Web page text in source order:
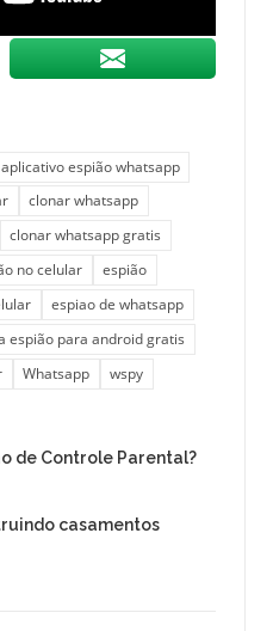
aplicativo espião whatsapp
clonar whatsapp
clonar whatsapp gratis
no celular
espião
espiao de whatsapp
espião para android gratis
Whatsapp wspy
de Controle Parental?
casamentos